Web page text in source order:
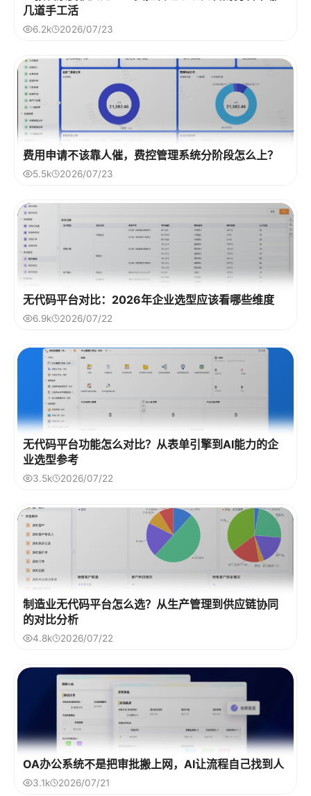
几道手工活
6.2k 2026/07/23
费用申请不该靠人催，费控管理系统分阶段怎么上？
5.5k 2026/07/23
无代码平台对比：2026年企业选型应该看哪些维度
6.9k 2026/07/22
无代码平台功能怎么对比？从表单引擎到AI能力的企
业选型参考
3.5k 2026/07/22
制造业无代码平台怎么选？从生产管理到供应链协同
的对比分析
4.8k 2026/07/22
OA办公系统不是把审批搬上网，AI让流程自己找到人
3.1k 2026/07/21